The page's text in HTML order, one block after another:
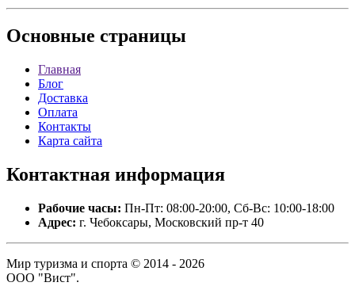
Основные страницы
Главная
Блог
Доставка
Оплата
Контакты
Карта сайта
Контактная информация
Рабочие часы: Пн-Пт: 08:00-20:00, Сб-Вс: 10:00-18:00
Адрес: г. Чебоксары, Московский пр-т 40
Мир туризма и спорта © 2014 - 2026
ООО "Вист".